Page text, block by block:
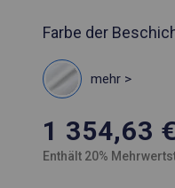
Farbe der
mehr >
1 354,63 €
Enthält 20%